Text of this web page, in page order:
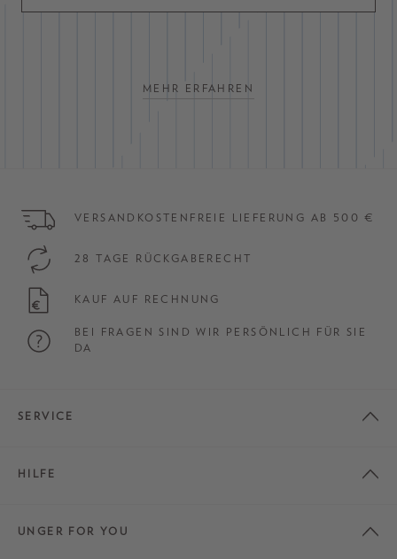
MEHR ERFAHREN
VERSANDKOSTENFREIE LIEFERUNG AB 500 €
28 TAGE RÜCKGABERECHT
KAUF AUF RECHNUNG
BEI FRAGEN SIND WIR PERSÖNLICH FÜR SIE
DA
SERVICE
HILFE
UNGER FOR YOU